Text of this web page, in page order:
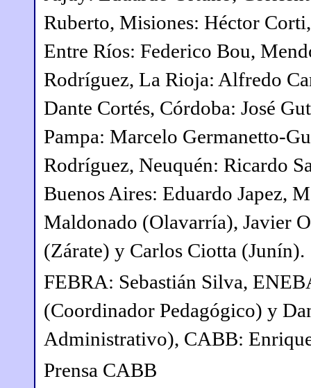
Ruberto, Misiones: Héctor
Entre Ríos: Federico Bou,
Rodríguez, La Rioja: Alfredo
Dante Cortés, Córdoba: José
Pampa: Marcelo Germanetto-
Rodríguez, Neuquén: Ricardo
Buenos Aires: Eduardo Japez,
Maldonado (Olavarría), Javier
(Zárate) y Carlos Ciotta (Junín).
FEBRA: Sebastián Silva,
(Coordinador Pedagógico) y
Administrativo), CABB:
Prensa CABB